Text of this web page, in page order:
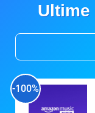
-100%